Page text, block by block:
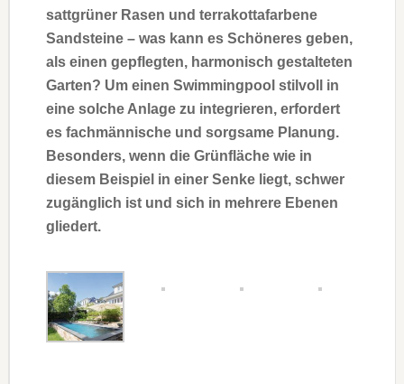
sattgrüner Rasen und terrakottafarbene
Sandsteine – was kann es Schöneres geben,
als einen gepflegten, harmonisch gestalteten
Garten? Um einen Swimmingpool stilvoll in
eine solche Anlage zu integrieren, erfordert
es fachmännische und sorgsame Planung.
Besonders, wenn die Grünfläche wie in
diesem Beispiel in einer Senke liegt, schwer
zugänglich ist und sich in mehrere Ebenen
gliedert.